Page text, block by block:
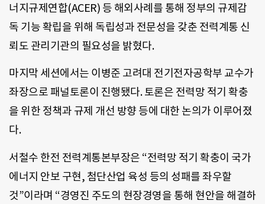
너지규제연합(ACER) 등 해외사례를 통해 정부의 규제감
독 기능 확립을 위해 독립성과 전문성을 갖춘 전력계통 신
뢰도 관리기관의 필요성을 밝혔다.
마지막 세션에서는 이병준 고려대 전기전자공학부 교수가
좌장으로 패널토론이 진행됐다. 토론은 전력망 적기 확충
을 위한 정책과 규제 개선 방향 등에 대한 논의가 이루어졌
다.
서철수 한전 전력계통본부장은 “전력망 적기 확충이 국가
에너지 안보 구현, 첨단산업 육성 등의 성패를 좌우할
것”이라며 “경영진 주도의 현장경영을 통해 현안을 해결하